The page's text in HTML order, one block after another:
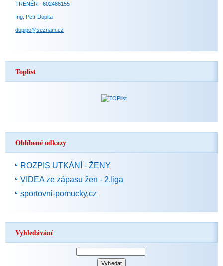
TRENÉR - 602488155
Ing. Petr Dopita
dopipe@seznam.cz
Toplist
Oblíbené odkazy
ROZPIS UTKÁNÍ - ŽENY
VIDEA ze zápasu žen - 2.liga
sportovni-pomucky.cz
Vyhledávání